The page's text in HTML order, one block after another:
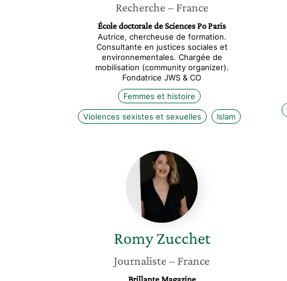
Recherche – France
École doctorale de Sciences Po Paris
Autrice, chercheuse de formation.
Consultante en justices sociales et
environnementales. Chargée de
mobilisation (community organizer).
Fondatrice JWS & CO
Femmes et histoire
Violences sexistes et sexuelles Islam
Romy
Zucchet
Romy Zucchet
Journaliste – France